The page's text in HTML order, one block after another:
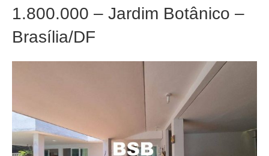
1.800.000 – Jardim Botânico –
Brasília/DF